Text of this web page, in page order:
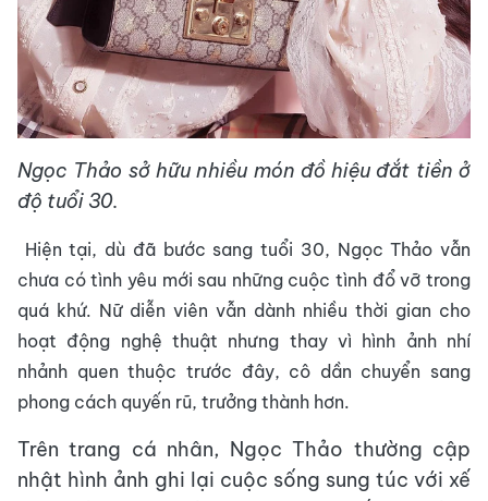
Ngọc Thảo sở hữu nhiều món đồ hiệu đắt tiền ở
độ tuổi 30.
Hiện tại, dù đã bước sang tuổi 30, Ngọc Thảo vẫn
chưa có tình yêu mới sau những cuộc tình đổ vỡ trong
quá khứ. Nữ diễn viên vẫn dành nhiều thời gian cho
hoạt động nghệ thuật nhưng thay vì hình ảnh nhí
nhảnh quen thuộc trước đây, cô dần chuyển sang
phong cách quyến rũ, trưởng thành hơn.
Trên trang cá nhân, Ngọc Thảo thường cập
nhật hình ảnh ghi lại cuộc sống sung túc với xế